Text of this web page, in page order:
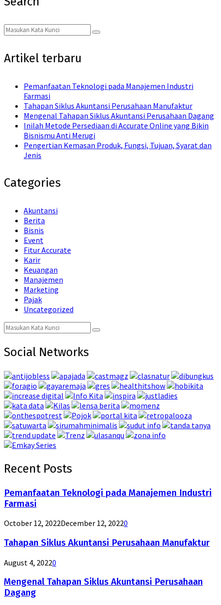
Search
for:
Search
Artikel terbaru
Pemanfaatan Teknologi pada Manajemen Industri
Farmasi
Tahapan Siklus Akuntansi Perusahaan Manufaktur
Mengenal Tahapan Siklus Akuntansi Perusahaan Dagang
Inilah Metode Persediaan di Accurate Online yang Bikin
Bisnismu Anti Merugi
Pengertian Kemasan Produk, Fungsi, Tujuan, Syarat dan
Jenis
Categories
Akuntansi
Berita
Bisnis
Event
Fitur Accurate
Karir
Keuangan
Manajemen
Marketing
Pajak
Uncategorized
Search
for:
Search
Social Networks
Recent Posts
Pemanfaatan Teknologi pada Manajemen Industri
Farmasi
October 12, 2022December 12, 20220
Tahapan Siklus Akuntansi Perusahaan Manufaktur
August 4, 20220
Mengenal Tahapan Siklus Akuntansi Perusahaan
Dagang